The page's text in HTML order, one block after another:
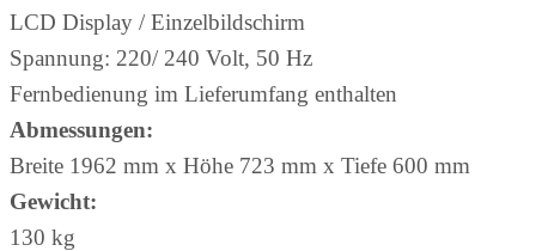
LCD Display / Einzelbildschirm
Spannung: 220/ 240 Volt, 50 Hz
Fernbedienung im Lieferumfang enthalten
Abmessungen:
Breite 1962 mm x Höhe 723 mm x Tiefe 600 mm
Gewicht:
130 kg